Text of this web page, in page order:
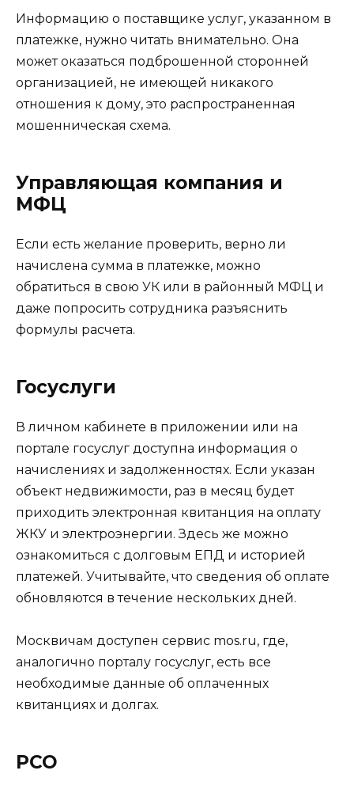
Информацию о поставщике услуг, указанном в
платежке, нужно читать внимательно. Она
может оказаться подброшенной сторонней
организацией, не имеющей никакого
отношения к дому, это распространенная
мошенническая схема.
Управляющая компания и
МФЦ
Если есть желание проверить, верно ли
начислена сумма в платежке, можно
обратиться в свою УК или в районный МФЦ и
даже попросить сотрудника разъяснить
формулы расчета.
Госуслуги
В личном кабинете в приложении или на
портале госуслуг доступна информация о
начислениях и задолженностях. Если указан
объект недвижимости, раз в месяц будет
приходить электронная квитанция на оплату
ЖКУ и электроэнергии. Здесь же можно
ознакомиться с долговым ЕПД и историей
платежей. Учитывайте, что сведения об оплате
обновляются в течение нескольких дней.
Москвичам доступен сервис mos.ru, где,
аналогично порталу госуслуг, есть все
необходимые данные об оплаченных
квитанциях и долгах.
РСО